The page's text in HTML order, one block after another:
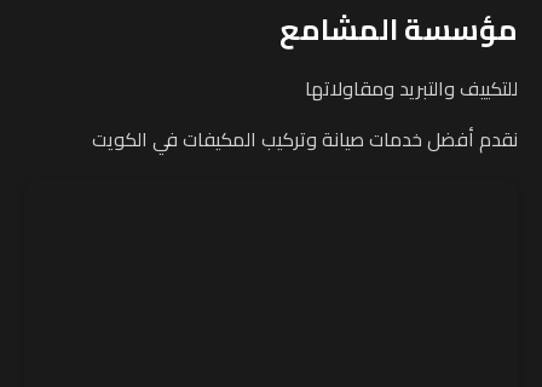
مؤسسة المشامع
للتكييف والتبريد ومقاولاتها
نقدم أفضل خدمات صيانة وتركيب المكيفات في الكويت